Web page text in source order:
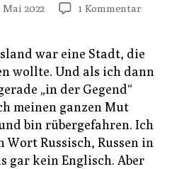
Mai 2022 1 Kommentarzu
geht
war eine Stadt, die
wollte. Und als ich dann
„in der Gegend“
meinen ganzen Mut
bin rübergefahren. Ich
Wort Russisch, Russen in
gar kein Englisch. Aber